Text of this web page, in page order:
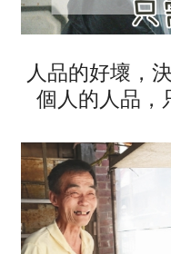
人品的好壞，
個人的人品，